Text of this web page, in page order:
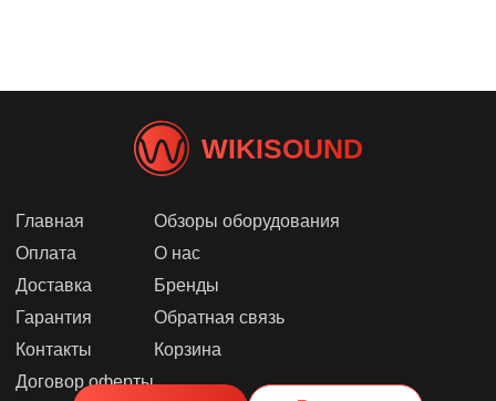
WIKISOUND
Главная
Оплата
Доставка
Гарантия
Контакты
Договор оферты
Обзоры оборудования
О нас
Бренды
Обратная связь
Корзина